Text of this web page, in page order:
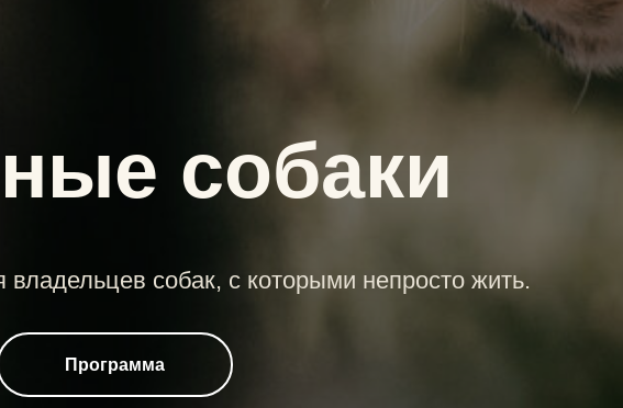
собаки
собак, с которыми непросто жить.
Программа